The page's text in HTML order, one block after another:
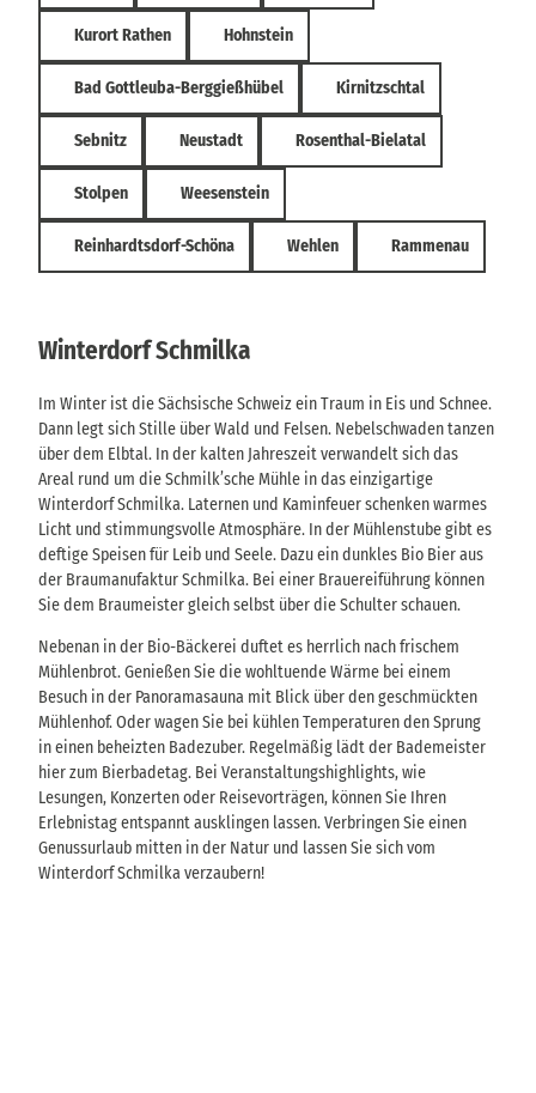
Kurort Rathen Hohnstein
Bad Gottleuba-Berggießhübel Kirnitzschtal
Sebnitz Neustadt Rosenthal-Bielatal
Stolpen Weesenstein
Reinhardtsdorf-Schöna Wehlen Rammenau
Winterdorf Schmilka
Im Winter ist die Sächsische Schweiz ein Traum in Eis und Schnee.
Dann legt sich Stille über Wald und Felsen. Nebelschwaden tanzen
über dem Elbtal. In der kalten Jahreszeit verwandelt sich das
Areal rund um die Schmilk’sche Mühle in das einzigartige
Winterdorf Schmilka. Laternen und Kaminfeuer schenken warmes
Licht und stimmungsvolle Atmosphäre. In der Mühlenstube gibt es
deftige Speisen für Leib und Seele. Dazu ein dunkles Bio Bier aus
der Braumanufaktur Schmilka. Bei einer Brauereiführung können
Sie dem Braumeister gleich selbst über die Schulter schauen.
Nebenan in der Bio-Bäckerei duftet es herrlich nach frischem
Mühlenbrot. Genießen Sie die wohltuende Wärme bei einem
Besuch in der Panoramasauna mit Blick über den geschmückten
Mühlenhof. Oder wagen Sie bei kühlen Temperaturen den Sprung
in einen beheizten Badezuber. Regelmäßig lädt der Bademeister
hier zum Bierbadetag. Bei Veranstaltungshighlights, wie
Lesungen, Konzerten oder Reisevorträgen, können Sie Ihren
Erlebnistag entspannt ausklingen lassen. Verbringen Sie einen
Genussurlaub mitten in der Natur und lassen Sie sich vom
Winterdorf Schmilka verzaubern!